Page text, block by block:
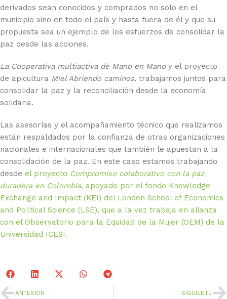
derivados sean conocidos y comprados no solo en el
municipio sino en todo el país y hasta fuera de él y que su
propuesta sea un ejemplo de los esfuerzos de consolidar la
paz desde las acciones.
La Cooperativa multiactiva de Mano en Manoy el proyecto
de apicultura Miel Abriendo caminos, trabajamos juntos para
consolidar la paz y la reconciliación desde la economía
solidaria.
Las asesorías y el acompañamiento técnico que realizamos
están respaldados por la confianza de otras organizaciones
nacionales e internacionales que también le apuestan a la
consolidación de la paz. En este caso estamos trabajando
desde el proyecto Compromiso colaborativo con la paz
duradera en Colombia, apoyado por el fondo Knowledge
Exchange and Impact (KEI) del London School of Economics
and Political Science (LSE), que a la vez trabaja en alianza
con el Observatorio para la Equidad de la Mujer (OEM) de la
Universidad ICESI.
ANTERIOR SIGUIENTE